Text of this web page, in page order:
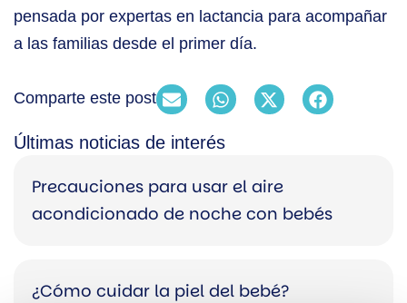
pensada por expertas en lactancia para acompañar
a las familias desde el primer día.
Comparte este post
Últimas noticias de interés
Precauciones para usar el aire
acondicionado de noche con bebés
¿Cómo cuidar la piel del bebé?